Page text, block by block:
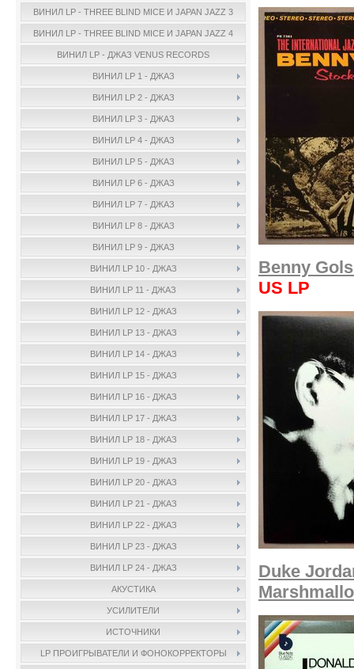
ВИНИЛ LP - THREE BLIND MICE И JAPAN JAZZ 3
ВИНИЛ LP - THREE BLIND MICE И JAPAN JAZZ 4
ВИНИЛ LP - ДЖАЗ VENUS RECORDS
ВИНИЛ LP 1 - ДЖАЗ
ВИНИЛ LP 2 - ДЖАЗ
ВИНИЛ LP 3 - ДЖАЗ
ВИНИЛ LP 4 - ДЖАЗ
ВИНИЛ LP 5 - ДЖАЗ
ВИНИЛ LP 6 - ДЖАЗ
ВИНИЛ LP 7 - ДЖАЗ
ВИНИЛ LP 8 - ДЖАЗ
ВИНИЛ LP 9 - ДЖАЗ
ВИНИЛ LP 10 - ДЖАЗ
ВИНИЛ LP 11 - ДЖАЗ
ВИНИЛ LP 12 - ДЖАЗ
ВИНИЛ LP 13 - ДЖАЗ
ВИНИЛ LP 14 - ДЖАЗ
ВИНИЛ LP 15 - ДЖАЗ
ВИНИЛ LP 16 - ДЖАЗ
ВИНИЛ LP 17 - ДЖАЗ
ВИНИЛ LP 18 - ДЖАЗ
ВИНИЛ LP 19 - ДЖАЗ
ВИНИЛ LP 20 - ДЖАЗ
ВИНИЛ LP 21 - ДЖАЗ
ВИНИЛ LP 22 - ДЖАЗ
ВИНИЛ LP 23 - ДЖАЗ
ВИНИЛ LP 24 - ДЖАЗ
АКУСТИКА
УСИЛИТЕЛИ
ИСТОЧНИКИ
LP ПРОИГРЫВАТЕЛИ И ФОНОКОРРЕКТОРЫ
Benny
US LP
Duke